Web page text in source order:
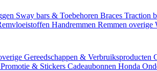
Sway bars & Toebehoren Braces Traction
Handremmen Remmen overige
Gereedschappen & Verbruiksproducten
Promotie & Stickers Cadeaubonnen Honda